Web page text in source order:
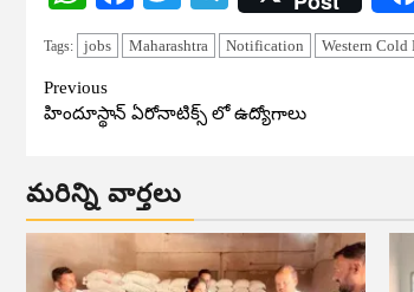
Tags: jobs Maharashtra Notification Western Cold
Continue
Reading
Previous
హిందూస్థాన్ ఏరోనాటిక్స్ లో ఉద్యోగాలు
మరిన్ని వార్తలు